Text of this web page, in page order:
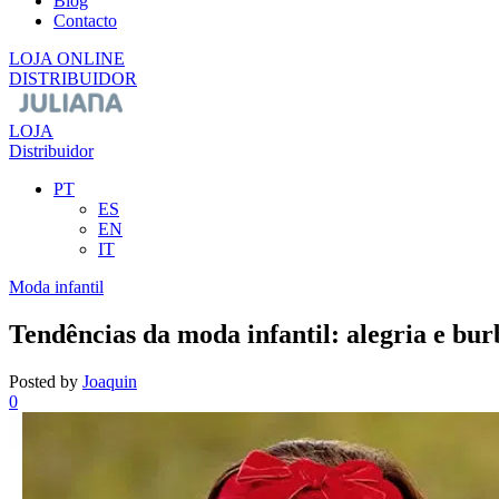
Contacto
LOJA ONLINE
DISTRIBUIDOR
LOJA
Distribuidor
PT
ES
EN
IT
Moda infantil
Tendências da moda infantil: alegria e
Posted by Joaquin
0